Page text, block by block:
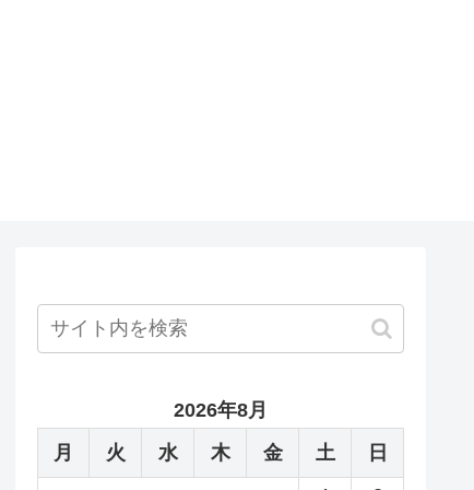
2026年8月
月
火 水 木 金 土
日